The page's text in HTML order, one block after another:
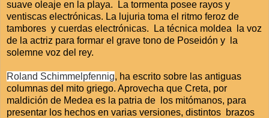
suave oleaje en la playa. La tormenta posee rayos y
ventiscas electrónicas. La lujuria toma el ritmo feroz de
tambores y cuerdas electrónicas. La técnica moldea la voz
de la actriz para formar el grave tono de Poseidón y la
solemne voz del rey.
Roland Schimmelpfennig, ha escrito sobre las antiguas
columnas del mito griego. Aprovecha que Creta, por
maldición de Medea es la patria de los mitómanos, para
presentar los hechos en varias versiones, distintos brazos